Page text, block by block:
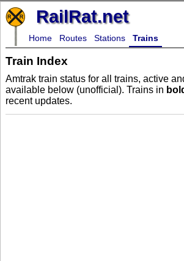
RailRat.net
Home Routes Stations Trains
Train Index
Amtrak train status for all trains, active
available below (unofficial). Trains in
recent updates.